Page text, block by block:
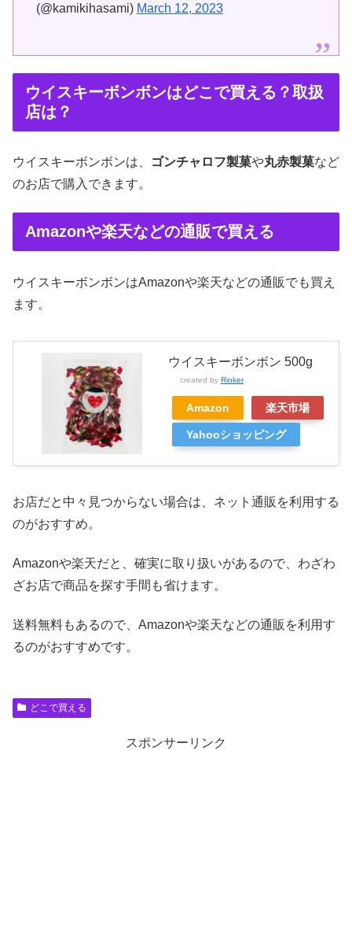
(@kamikihasami) March 12, 2023
ウイスキーボンボンはどこで買える？取扱
店は？
ウイスキーボンボンは、 ゴンチャロフ製菓や丸赤製菓など
のお店で購入できます。
Amazonや楽天などの通販で買える
ウイスキーボンボンはAmazonや楽天などの通販でも買え
ます。
ウイスキーボンボン 500g
created by Rinker
Amazon 楽天市場
Yahooショッピング
お店だと中々見つからない場合は、ネット通販を利用する
のがおすすめ。
Amazonや楽天だと、確実に取り扱いがあるので、わざわ
ざお店で商品を探す手間も省けます。
送料無料もあるので、Amazonや楽天などの通販を利用す
るのがおすすめです。
どこで買える
スポンサーリンク